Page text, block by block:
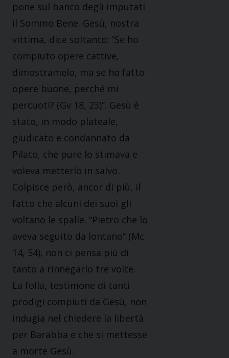
pone sul banco degli imputati
il Sommo Bene. Gesù, nostra
vittima, dice soltanto: “Se ho
compiuto opere cattive,
dimostramelo, ma se ho fatto
opere buone, perché mi
percuoti? (Gv 18, 23)”. Gesù è
stato, in modo plateale,
giudicato e condannato da
Pilato, che pure lo stimava e
voleva metterlo in salvo.
Colpisce però, ancor di più, il
fatto che alcuni dei suoi gli
voltano le spalle. “Pietro che lo
aveva seguito da lontano” (Mc
14, 54), non ci pensa più di
tanto a rinnegarlo tre volte.
La folla, testimone di tanti
prodigi compiuti da Gesù, non
indugia nel chiedere la libertà
per Barabba e che si mettesse
a morte Gesù.